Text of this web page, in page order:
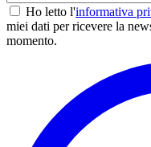
Ho letto l'informativa
miei dati per ricevere la
momento.